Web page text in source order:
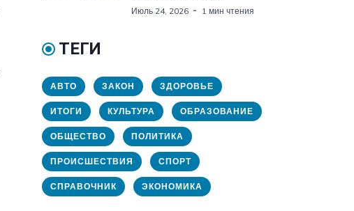
Июль 24, 2026 1 мин чтения
ТЕГИ
АВТО ЗАКОН ЗДОРОВЬЕ
ИТОГИ КУЛЬТУРА ОБРАЗОВАНИЕ
ОБЩЕСТВО ПОЛИТИКА
ПРОИСШЕСТВИЯ СПОРТ
СПРАВОЧНИК ЭКОНОМИКА